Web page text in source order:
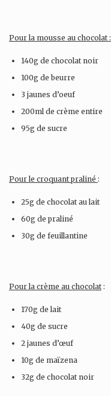
Pour la mousse au chocolat :
140g de chocolat noir
100g de beurre
3 jaunes d’oeuf
200ml de crème entire
95g de sucre
Pour le croquant praliné :
25g de chocolat au lait
60g de praliné
30g de feuillantine
Pour la crème au chocolat:
170g de lait
40g de sucre
2 jaunes d’œuf
10g de maïzena
32g de chocolat noir